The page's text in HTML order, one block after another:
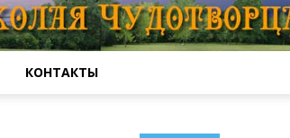
КОНТАКТЫ